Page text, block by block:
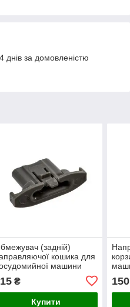
за домовленістю
(задній)
кошика для
машини
₴
Купити
150